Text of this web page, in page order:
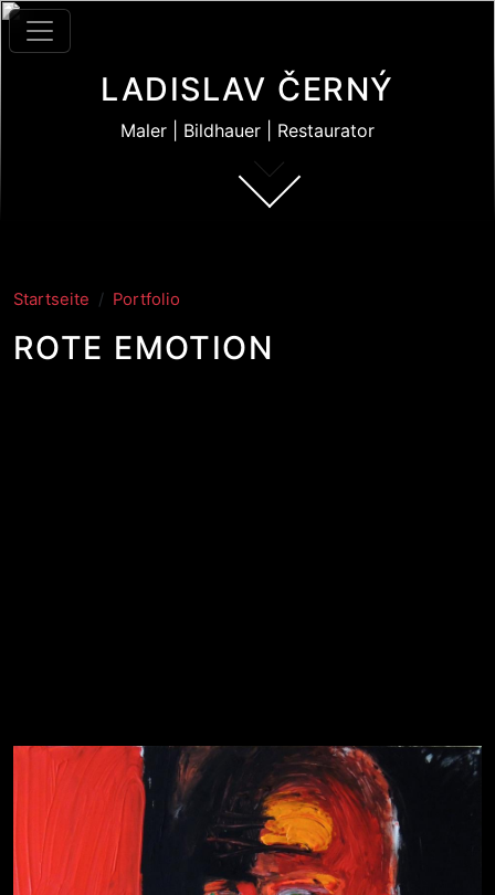
Direkt zum Inhalt
LADISLAV ČERNÝ
Maler | Bildhauer | Restaurator
Startseite Portfolio
ROTE EMOTION